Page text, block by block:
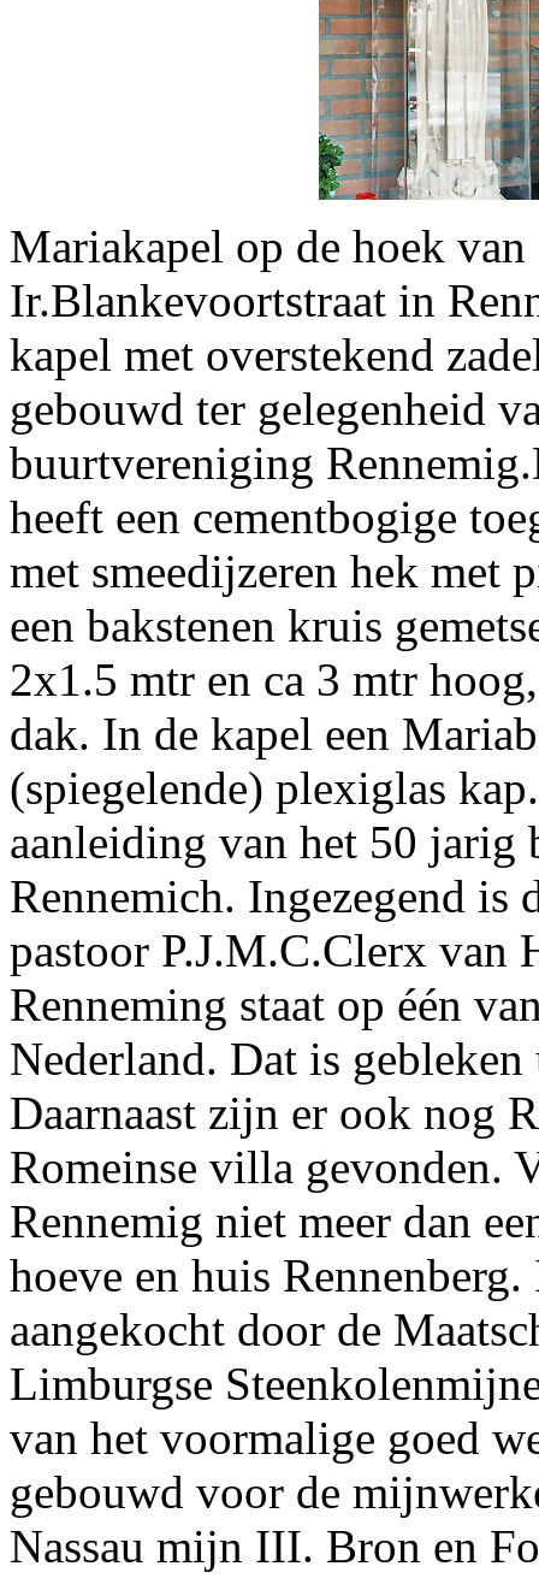
Mariakapel op de hoek
Ir.Blankevoortstraat in
kapel met overstekend
gebouwd ter gelegenheid
buurtvereniging
heeft een cementbogige
met smeedijzeren hek met
een bakstenen kruis
2x1.5 mtr en ca 3 mtr
dak. In de kapel een
(spiegelende) plexiglas
aanleiding van het 50 jarig
Rennemich. Ingezegend is
pastoor P.J.M.C.Clerx van
Renneming staat op één
Nederland. Dat is
Daarnaast zijn er ook nog
Romeinse villa gevonden.
Rennemig niet meer dan
hoeve en huis
aangekocht door de
Limburgse
van het voormalige goed
gebouwd voor de
Nassau mijn III. Bron en